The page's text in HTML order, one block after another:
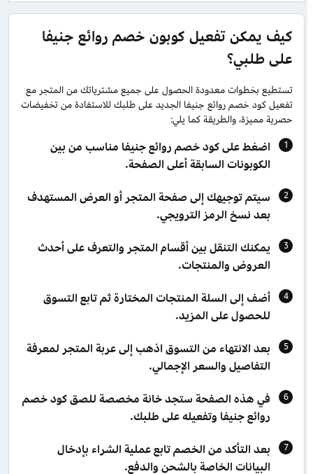
كيف يمكن تفعيل كوبون خصم روائع جنيفا
على طلبي؟
تستطيع بخطوات معدودة الحصول على جميع مشترياتك من المتجر مع
تفعيل كود خصم روائع جنيفا الجديد على طلبك للاستفادة من تخفيضات
حصرية مميزة، والطريقة كما يلي:
اضغط على كود خصم روائع جنيفا مناسب من بين
الكوبونات السابقة أعلى الصفحة.
سيتم توجيهك إلى صفحة المتجر أو العرض المستهدف
بعد نسخ الرمز الترويجي.
يمكنك التنقل بين أقسام المتجر والتعرف على أحدث
العروض والمنتجات.
أضف إلى السلة المنتجات المختارة ثم تابع التسوق
للحصول على المزيد.
بعد الانتهاء من التسوق اذهب إلى عربة المتجر لمعرفة
التفاصيل والسعر الإجمالي.
في هذه الصفحة ستجد خانة مخصصة للصق كود خصم
روائع جنيفا وتفعيله على طلبك.
بعد التأكد من الخصم تابع عملية الشراء بإدخال
البيانات الخاصة بالشحن والدفع.